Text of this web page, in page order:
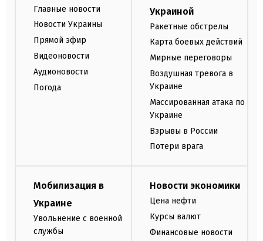
Главные новости
Новости Украины
Прямой эфир
Видеоновости
Аудионовости
Погода
Украиной
Ракетные обстрелы
Карта боевых действий
Мирные переговоры
Воздушная тревога в
Украине
Массированная атака по
Украине
Взрывы в России
Потери врага
Мобилизация в
Украине
Увольнение с военной
службы
Новости экономики
Цена нефти
Курсы валют
Финансовые новости